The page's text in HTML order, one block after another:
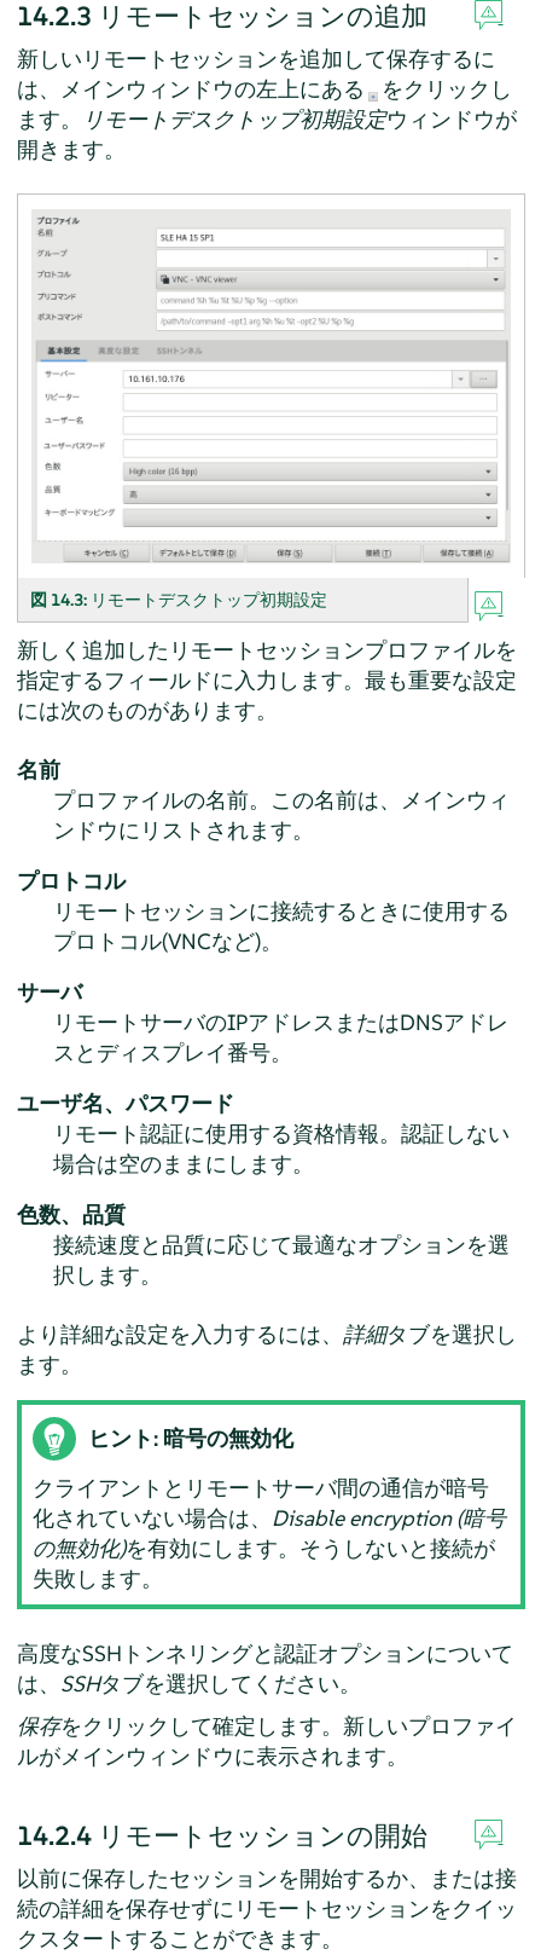
14.2.3 リモートセッションの追加
新しいリモートセッションを追加して保存するに
は、メインウィンドウの左上にある
をクリックし
ます。
リモートデスクトップ初期設定ウィンドウが
開きます。
図 14.3: リモートデスクトップ初期設定
新しく追加したリモートセッションプロファイルを
指定するフィールドに入力します。最も重要な設定
には次のものがあります。
名前
プロファイルの名前。この名前は、メインウィ
ンドウにリストされます。
プロトコル
リモートセッションに接続するときに使用する
プロトコル(VNCなど)。
サーバ
リモートサーバのIPアドレスまたはDNSアドレ
スとディスプレイ番号。
ユーザ名、パスワード
リモート認証に使用する資格情報。認証しない
場合は空のままにします。
色数、品質
接続速度と品質に応じて最適なオプションを選
択します。
より詳細な設定を入力するには、 詳細タブを選択し
ます。
ヒント: 暗号の無効化
クライアントとリモートサーバ間の通信が暗号
化されていない場合は、 Disable encryption (暗号
の無効化)を有効にします。そうしないと接続が
失敗します。
高度なSSHトンネリングと認証オプションについて
は、 SSHタブを選択してください。
保存をクリックして確定します。新しいプロファイ
ルがメインウィンドウに表示されます。
14.2.4 リモートセッションの開始
以前に保存したセッションを開始するか、または接
続の詳細を保存せずにリモートセッションをクイッ
クスタートすることができます。